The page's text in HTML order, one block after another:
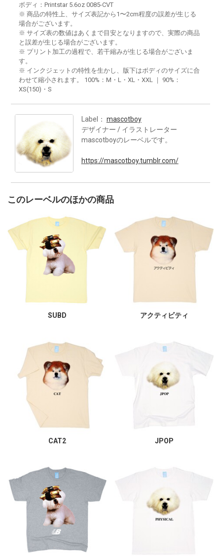
ボディ：Printstar 5.6oz 0085-CVT
※ 商品の特性上、サイズ表記から1〜2cm程度の誤差が生じる
場合がございます。
※ サイズ表の数値はあくまで目安となりますので、実際の商品
と誤差が生じる場合がございます。
※ プリント加工の過程で、若干縮みが生じる場合がございま
す。
※ インクジェットの特性を生かし、版下はボディのサイズに合
わせて縮小されます。 100%：M・L・XL・XXL ｜ 90%：
XS(150)・S
Label： mascotboy
デザイナー / イラストレーター
mascotboyのレーベルです。
https://mascotboy.tumblr.com/
このレーベルのほかの商品
SUBD アクティビティ
CAT2 JPOP